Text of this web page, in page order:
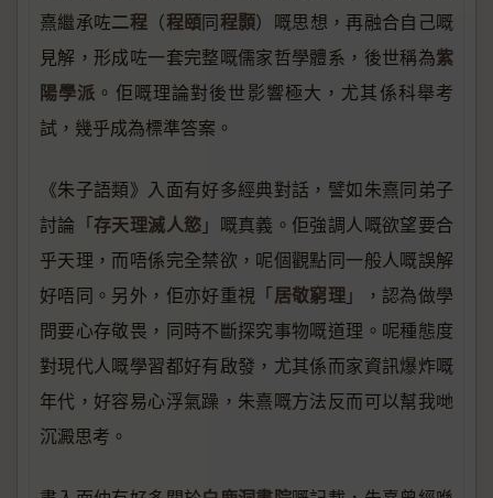
熹繼承咗二程 （程頤同程顥）嘅思想，再融合自己嘅
見解，形成咗一套完整嘅儒家哲學體系，後世稱為紫
陽學派 。佢嘅理論對後世影響極大，尤其係科舉考
試，幾乎成為標準答案。
《朱子語類》入面有好多經典對話，譬如朱熹同弟子
討論「存天理滅人慾」嘅真義。佢強調人嘅欲望要合
乎天理，而唔係完全禁欲，呢個觀點同一般人嘅誤解
好唔同。另外，佢亦好重視「居敬窮理」，認為做學
問要心存敬畏，同時不斷探究事物嘅道理。呢種態度
對現代人嘅學習都好有啟發，尤其係而家資訊爆炸嘅
年代，好容易心浮氣躁，朱熹嘅方法反而可以幫我哋
沉澱思考。